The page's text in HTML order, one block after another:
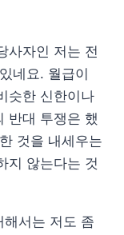
사자인 저는 전
네요. 월급이
슷한 신한이나
반대 투쟁은 했
것을 내세우는
지 않는다는 것
서는 저도 좀